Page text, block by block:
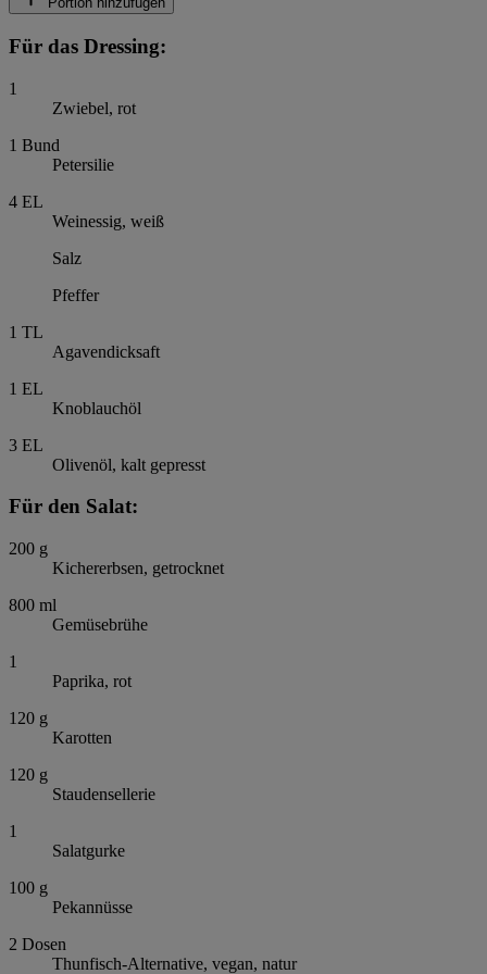
Für das Dressing:
1
Zwiebel, rot
1 Bund
Petersilie
4 EL
Weinessig, weiß
Salz
Pfeffer
1 TL
Agavendicksaft
1 EL
Knoblauchöl
3 EL
Olivenöl, kalt gepresst
Für den Salat:
200 g
Kichererbsen, getrocknet
800 ml
Gemüsebrühe
1
Paprika, rot
120 g
Karotten
120 g
Staudensellerie
1
Salatgurke
100 g
Pekannüsse
2 Dosen
Thunfisch-Alternative, vegan, natur